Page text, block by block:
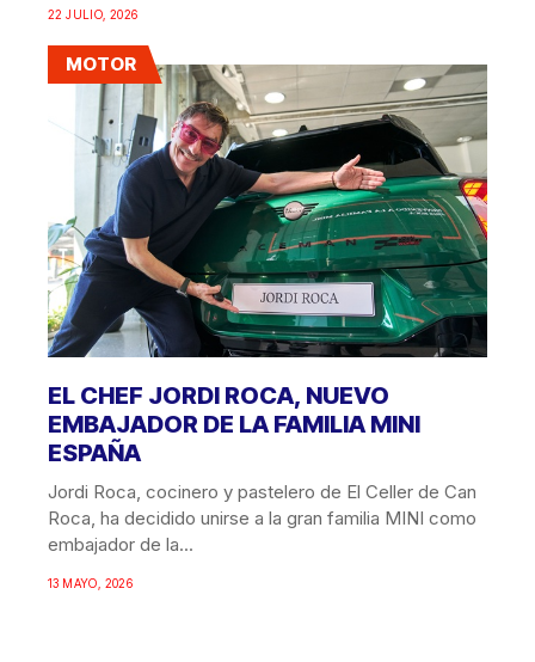
22 JULIO, 2026
MOTOR
EL CHEF JORDI ROCA, NUEVO
EMBAJADOR DE LA FAMILIA MINI
ESPAÑA
Jordi Roca, cocinero y pastelero de El Celler de Can
Roca, ha decidido unirse a la gran familia MINI como
embajador de la...
13 MAYO, 2026